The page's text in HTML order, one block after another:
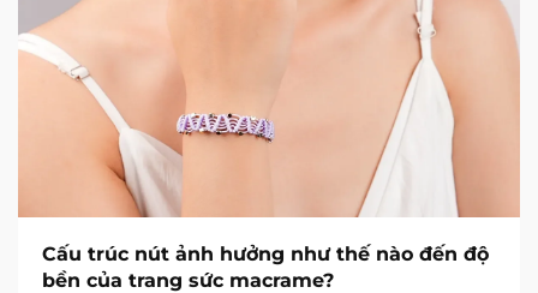
Cấu trúc nút ảnh hưởng như thế nào đến độ
bền của trang sức macrame?